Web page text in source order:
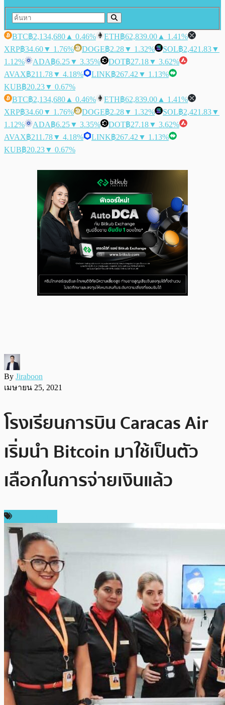
BTC฿2,134,680 ▲ 0.46% ETH฿62,839.00 ▲ 1.41%
XRP฿34.60▼ 1.76% DOGE฿2.28▼ 1.32% SOL฿2,421.83▼
1.12%
ADA฿6.25▼ 3.35% DOT฿27.18▼ 3.62%
AVAX฿211.78▼ 4.18% LINK฿267.42 ▼ 1.13%
KUB฿20.23▼ 0.67%
BTC฿2,134,680 ▲ 0.46% ETH฿62,839.00 ▲ 1.41%
XRP฿34.60▼ 1.76% DOGE฿2.28▼ 1.32% SOL฿2,421.83▼
1.12%
ADA฿6.25▼ 3.35% DOT฿27.18▼ 3.62%
AVAX฿211.78▼ 4.18% LINK฿267.42 ▼ 1.13%
KUB฿20.23▼ 0.67%
By Jiraboon
เมษายน 25, 2021
โรงเรียนการบิน Caracas Air
เริ่มนำ Bitcoin มาใช้เป็นตัว
เลือกในการจ่ายเงินแล้ว